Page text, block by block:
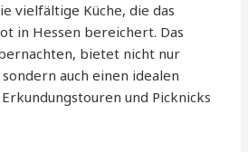
vielfältige Küche, die das
in Hessen bereichert. Das
bietet nicht nur
auch einen idealen
und Picknicks